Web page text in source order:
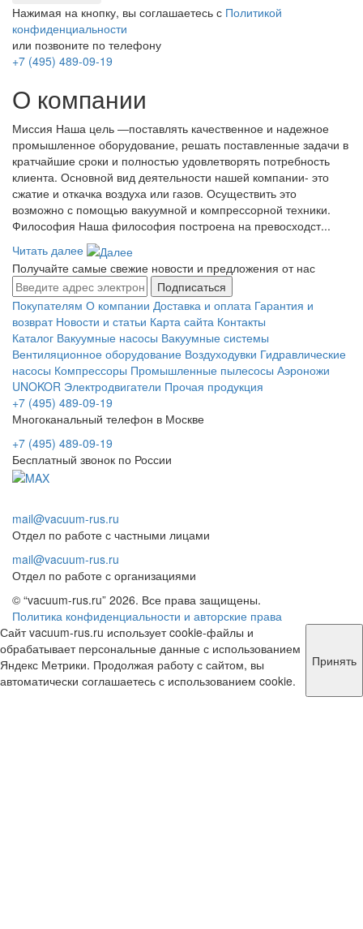
Нажимая на кнопку, вы соглашаетесь с Политикой
конфиденциальности
или позвоните по телефону
+7 (495) 489-09-19
О компании
Миссия Наша цель ―поставлять качественное и надежное
промышленное оборудование, решать поставленные задачи в
кратчайшие сроки и полностью удовлетворять потребность
клиента. Основной вид деятельности нашей компании- это
сжатие и откачка воздуха или газов. Осуществить это
возможно с помощью вакуумной и компрессорной техники.
Философия Наша философия построена на превосходст...
Читать далее
Получайте самые свежие новости и предложения от нас
Подписаться
Покупателям О компании Доставка и оплата Гарантия и
возврат Новости и статьи Карта сайта Контакты
Каталог Вакуумные насосы Вакуумные системы
Вентиляционное оборудование Воздуходувки Гидравлические
насосы Компрессоры Промышленные пылесосы Аэроножи
UNOKOR Электродвигатели Прочая продукция
+7 (495) 489-09-19
Многоканальный телефон в Москве
+7 (495) 489-09-19
Бесплатный звонок по России
mail@vacuum-rus.ru
Отдел по работе с частными лицами
mail@vacuum-rus.ru
Отдел по работе с организациями
© “vacuum-rus.ru” 2026. Все права защищены.
Политика конфиденциальности и авторские права
Сайт vacuum-rus.ru использует cookie-файлы и
обрабатывает персональные данные с использованием
Яндекс Метрики. Продолжая работу с сайтом, вы
автоматически соглашаетесь с использованием cookie.
Принять